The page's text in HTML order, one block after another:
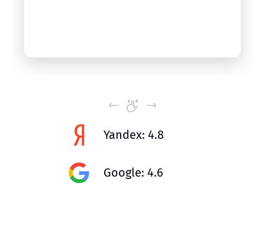
Yandex: 4.8
Google: 4.6